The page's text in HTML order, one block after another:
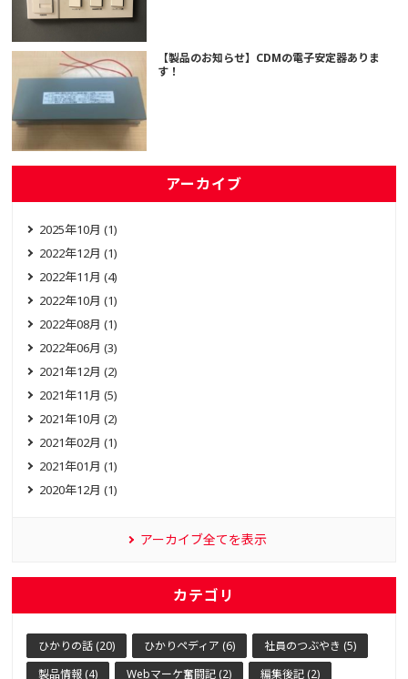
【製品のお知らせ】CDMの電子安定器ありま
す！
アーカイブ
2025年10月 (1)
2022年12月 (1)
2022年11月 (4)
2022年10月 (1)
2022年08月 (1)
2022年06月 (3)
2021年12月 (2)
2021年11月 (5)
2021年10月 (2)
2021年02月 (1)
2021年01月 (1)
2020年12月 (1)
アーカイブ全てを表示
カテゴリ
ひかりの話 (20) ひかりペディア (6)
社員のつぶやき (5)
製品情報 (4)
Webマーケ奮闘記 (2) 編集後記 (2)